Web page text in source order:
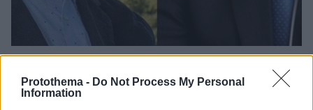
Protothema - Do Not Process My Personal
Information
Κυμπουρόπουλος κατά Βορίδη για τη δήλωση περί
«αναπηρίας» - Διαστρεβλώθηκαν τα λεγόμενά μου,